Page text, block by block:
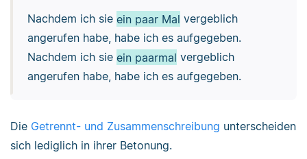
Nachdem ich sie ein paar Mal vergeblich
angerufen habe, habe ich es aufgegeben.
Nachdem ich sie ein paarmal vergeblich
angerufen habe, habe ich es aufgegeben.
Die Getrennt- und Zusammenschreibung unterscheiden
sich lediglich in ihrer Betonung.